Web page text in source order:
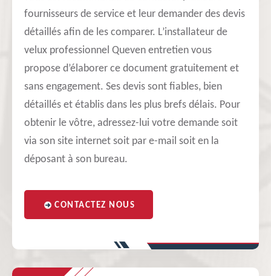
fournisseurs de service et leur demander des devis
détaillés afin de les comparer. L’installateur de
velux professionnel Queven entretien vous
propose d’élaborer ce document gratuitement et
sans engagement. Ses devis sont fiables, bien
détaillés et établis dans les plus brefs délais. Pour
obtenir le vôtre, adressez-lui votre demande soit
via son site internet soit par e-mail soit en la
déposant à son bureau.
CONTACTEZ NOUS